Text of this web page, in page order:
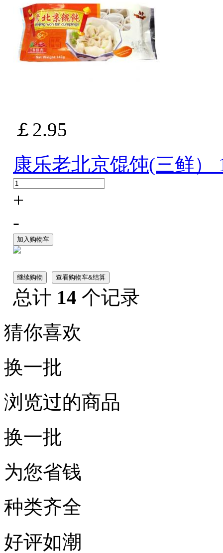
￡2.95
康乐老北京馄饨(三鲜）
+
-
加入购物车
继续购物 查看购物车&结算
总计 14 个记录
猜你喜欢
换一批
浏览过的商品
换一批
为您省钱
种类齐全
好评如潮